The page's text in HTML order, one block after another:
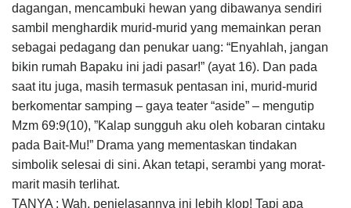
dagangan, mencambuki hewan yang dibawanya sendiri
sambil menghardik murid-murid yang memainkan peran
sebagai pedagang dan penukar uang: “Enyahlah, jangan
bikin rumah Bapaku ini jadi pasar!” (ayat 16). Dan pada
saat itu juga, masih termasuk pentasan ini, murid-murid
berkomentar samping – gaya teater “aside” – me­ngutip
Mzm 69:9(10), ”Kalap sungguh aku oleh kobaran cintaku
pada Bait-Mu!” Drama yang me­mentaskan tindakan
simbolik selesai di sini. Akan tetapi, serambi yang morat-
marit masih terlihat.
TANYA : Wah, penjelasannya ini lebih klop! Tapi apa